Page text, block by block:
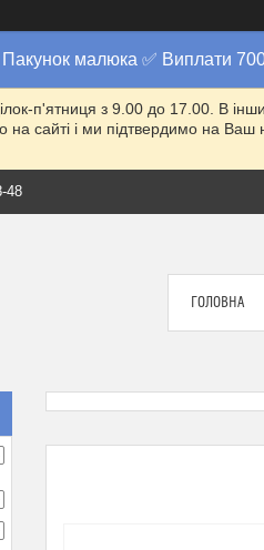
малюка ✅ Виплати
п'ятниця з 9.00 до 17.00. В
на сайті і ми підтвердимо на
48
ГОЛОВНА